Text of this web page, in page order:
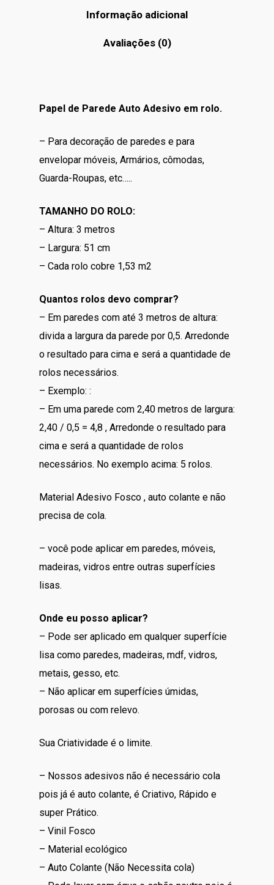
Informação adicional
Avaliações (0)
Papel de Parede Auto Adesivo em rolo.
– Para decoração de paredes e para
envelopar móveis, Armários, cômodas,
Guarda-Roupas, etc…..
TAMANHO DO ROLO:
– Altura: 3 metros
– Largura: 51 cm
– Cada rolo cobre 1,53 m2
Quantos rolos devo comprar?
– Em paredes com até 3 metros de altura:
divida a largura da parede por 0,5. Arredonde
o resultado para cima e será a quantidade de
rolos necessários.
– Exemplo: :
– Em uma parede com 2,40 metros de largura:
2,40 / 0,5 = 4,8 , Arredonde o resultado para
cima e será a quantidade de rolos
necessários. No exemplo acima: 5 rolos.
Material Adesivo Fosco , auto colante e não
precisa de cola.
– você pode aplicar em paredes, móveis,
madeiras, vidros entre outras superfícies
lisas.
Onde eu posso aplicar?
– Pode ser aplicado em qualquer superfície
lisa como paredes, madeiras, mdf, vidros,
metais, gesso, etc.
– Não aplicar em superfícies úmidas,
porosas ou com relevo.
Sua Criatividade é o limite.
– Nossos adesivos não é necessário cola
pois já é auto colante, é Criativo, Rápido e
super Prático.
– Vinil Fosco
– Material ecológico
– Auto Colante (Não Necessita cola)